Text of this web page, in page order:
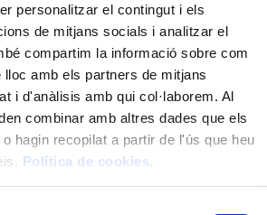
personalitzar el contingut i els
de mitjans socials i analitzar el
compartim la informació sobre com
amb els partners de mitjans
i d'anàlisis amb qui col·laborem. Al
combinar amb altres dades que els
hagin recopilat a partir de l'ús que heu
Política de cookies